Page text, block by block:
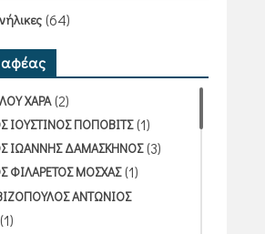
(64)
ΧΑΡΑ(2)
ΙΟΥΣΤΙΝΟΣ ΠΟΠΟΒΙΤΣ(1)
ΙΩΑΝΝΗΣ ΔΑΜΑΣΚΗΝΟΣ(3)
ΦΙΛΑΡΕΤΟΣ ΜΟΣΧΑΣ(1)
ΑΝΤΩΝΙΟΣ